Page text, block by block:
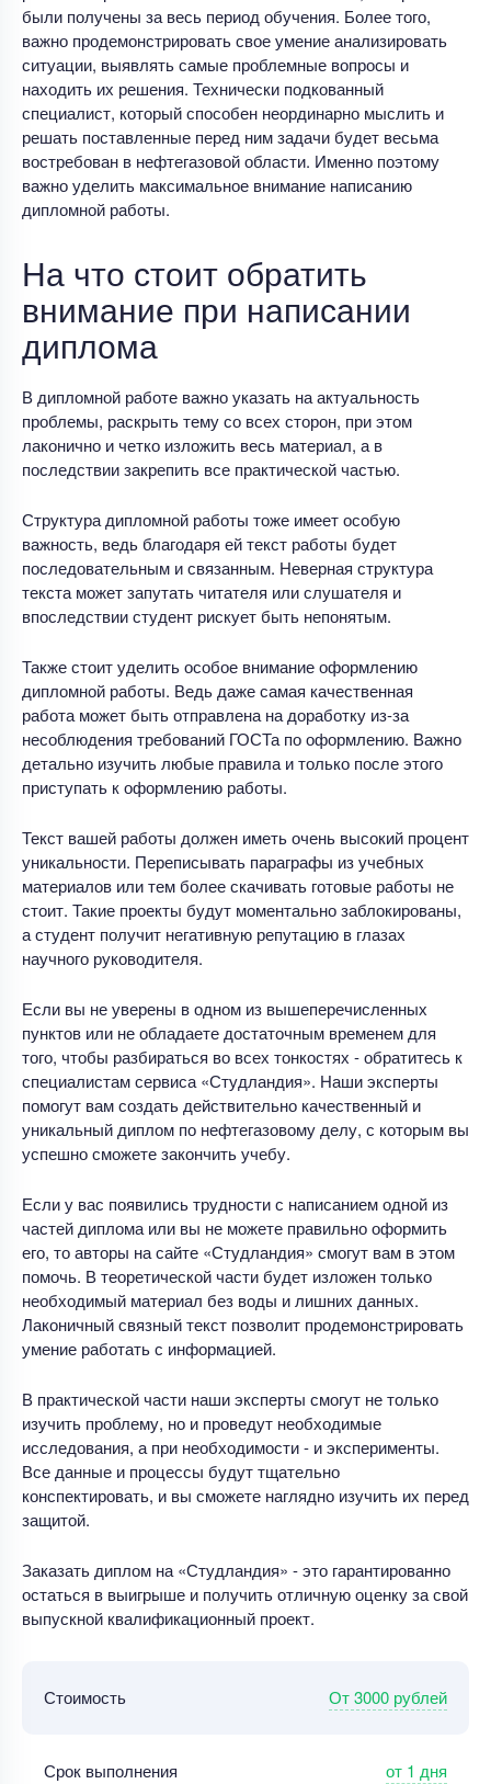
были получены за весь период обучения. Более того,
важно продемонстрировать свое умение анализировать
ситуации, выявлять самые проблемные вопросы и
находить их решения. Технически подкованный
специалист, который способен неординарно мыслить и
решать поставленные перед ним задачи будет весьма
востребован в нефтегазовой области. Именно поэтому
важно уделить максимальное внимание написанию
дипломной работы.
На что стоит обратить
внимание при написании
диплома
В дипломной работе важно указать на актуальность
проблемы, раскрыть тему со всех сторон, при этом
лаконично и четко изложить весь материал, а в
последствии закрепить все практической частью.
Структура дипломной работы тоже имеет особую
важность, ведь благодаря ей текст работы будет
последовательным и связанным. Неверная структура
текста может запутать читателя или слушателя и
впоследствии студент рискует быть непонятым.
Также стоит уделить особое внимание оформлению
дипломной работы. Ведь даже самая качественная
работа может быть отправлена на доработку из-за
несоблюдения требований ГОСТа по оформлению. Важно
детально изучить любые правила и только после этого
приступать к оформлению работы.
Текст вашей работы должен иметь очень высокий процент
уникальности. Переписывать параграфы из учебных
материалов или тем более скачивать готовые работы не
стоит. Такие проекты будут моментально заблокированы,
а студент получит негативную репутацию в глазах
научного руководителя.
Если вы не уверены в одном из вышеперечисленных
пунктов или не обладаете достаточным временем для
того, чтобы разбираться во всех тонкостях - обратитесь к
специалистам сервиса «Студландия». Наши эксперты
помогут вам создать действительно качественный и
уникальный диплом по нефтегазовому делу, с которым вы
успешно сможете закончить учебу.
Если у вас появились трудности с написанием одной из
частей диплома или вы не можете правильно оформить
его, то авторы на сайте «Студландия» смогут вам в этом
помочь. В теоретической части будет изложен только
необходимый материал без воды и лишних данных.
Лаконичный связный текст позволит продемонстрировать
умение работать с информацией.
В практической части наши эксперты смогут не только
изучить проблему, но и проведут необходимые
исследования, а при необходимости - и эксперименты.
Все данные и процессы будут тщательно
конспектировать, и вы сможете наглядно изучить их перед
защитой.
Заказать диплом на «Студландия» - это гарантированно
остаться в выигрыше и получить отличную оценку за свой
выпускной квалификационный проект.
Стоимость От 3000 рублей
Срок выполнения от 1 дня